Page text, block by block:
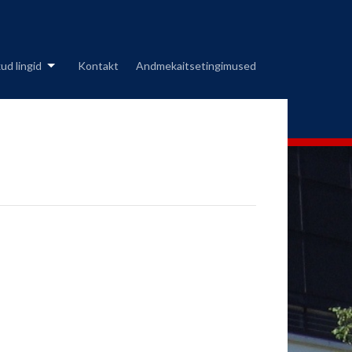
lingid Kontakt Andmekaitsetingimused